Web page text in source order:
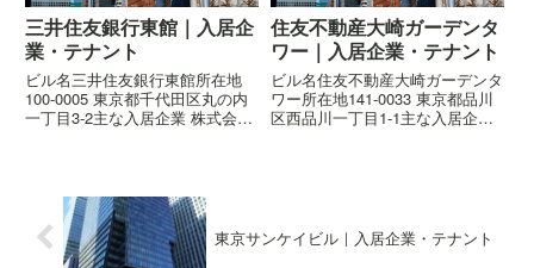
三井住友銀行東館｜入居企
業・テナント
ビル名三井住友銀行東館所在地
100-0005 東京都千代田区丸の内
一丁目3-2主な入居企業 株式会社
数地上29階、地下4階、塔屋2階
着工2012年...
住友不動産大崎ガーデンタ
ワー｜入居企業・テナント
ビル名住友不動産大崎ガーデンタ
ワー所在地141-0033 東京都品川
区西品川一丁目1-1主な入居企業
東京サンケイビル｜入居企業・テナント